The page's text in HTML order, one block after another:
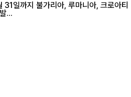
일까지 불가리아, 루마니아, 크로아티
범위 확대 발...